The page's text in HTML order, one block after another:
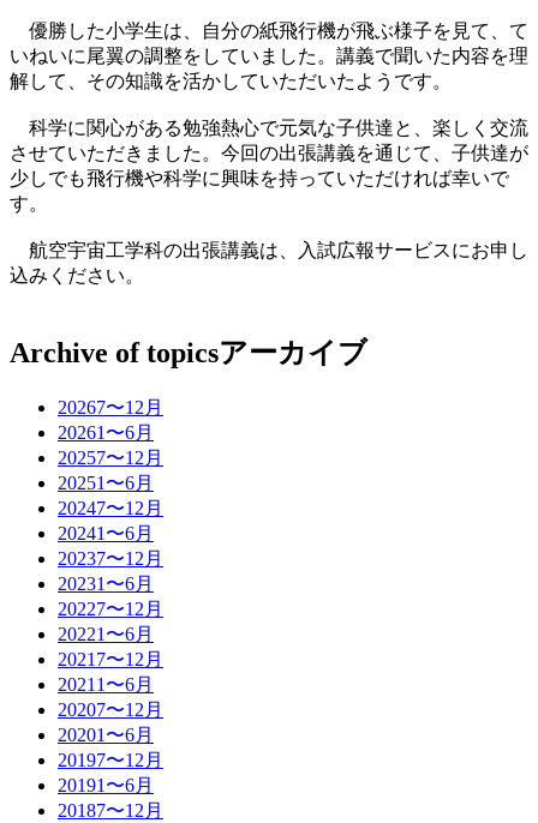
優勝した小学生は、自分の紙飛行機が飛ぶ様子を見て、て
いねいに尾翼の調整をしていました。講義で聞いた内容を理
解して、その知識を活かしていただいたようです。
科学に関心がある勉強熱心で元気な子供達と、楽しく交流
させていただきました。今回の出張講義を通じて、子供達が
少しでも飛行機や科学に興味を持っていただければ幸いで
す。
航空宇宙工学科の出張講義は、入試広報サービスにお申し
込みください。
Archive of topicsアーカイブ
20267〜12月
20261〜6月
20257〜12月
20251〜6月
20247〜12月
20241〜6月
20237〜12月
20231〜6月
20227〜12月
20221〜6月
2021 7〜12月
2021 1〜6月
20207〜12月
20201〜6月
20197〜12月
20191〜6月
20187〜12月